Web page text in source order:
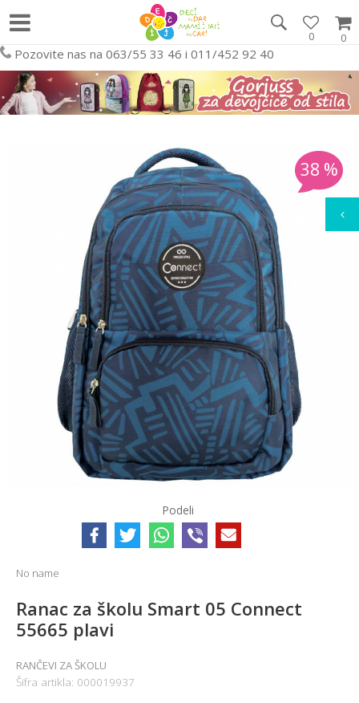
0
0
Pozovite nas na 063/55 33 46 i 011/452 92 40
38 %
Podeli
No name
Ranac za školu Smart 05 Connect
55665 plavi
RANČEVI ZA ŠKOLU
Šifra artikla: 000019937